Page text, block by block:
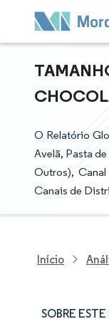
O Relatório
Avelã, Pasta
Outros),
Canais de
Início
SOBRE